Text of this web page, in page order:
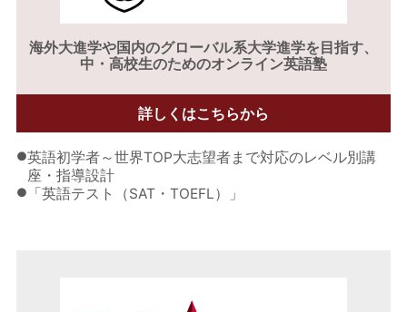
海外大進学や国内のグローバル系大学進学を目指す、
中・高校生のためのオンライン英語塾
詳しくはこちらから
●英語初学者～世界TOP大志望者まで対応のレベル別講
座・指導設計
● 「英語テスト（SAT・TOEFL）」